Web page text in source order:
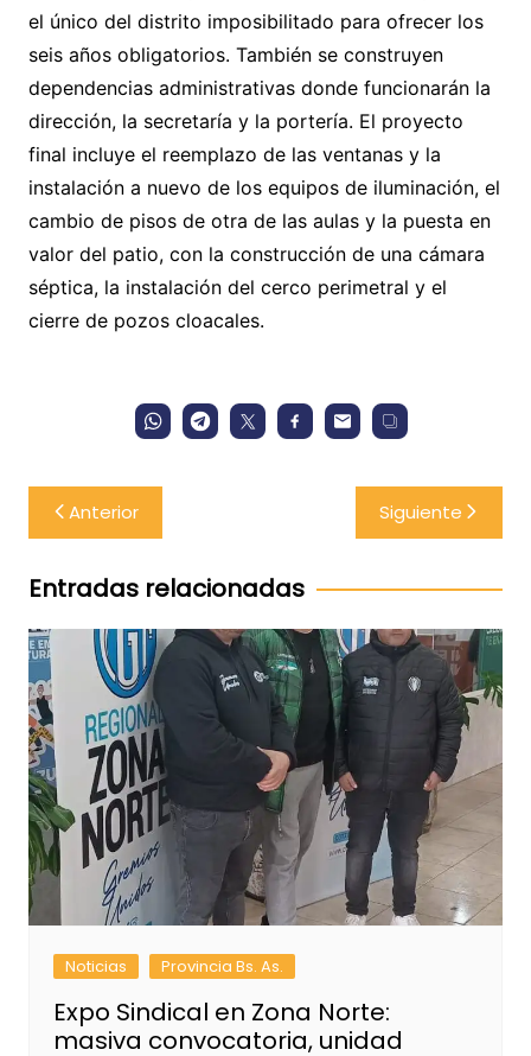
el único del distrito imposibilitado para ofrecer los
seis años obligatorios. También se construyen
dependencias administrativas donde funcionarán la
dirección, la secretaría y la portería. El proyecto
final incluye el reemplazo de las ventanas y la
instalación a nuevo de los equipos de iluminación, el
cambio de pisos de otra de las aulas y la puesta en
valor del patio, con la construcción de una cámara
séptica, la instalación del cerco perimetral y el
cierre de pozos cloacales.
Navegación
de
entradas
Anterior Siguiente
Entradas relacionadas
Noticias Provincia Bs. As.
Expo Sindical en Zona Norte:
masiva convocatoria, unidad